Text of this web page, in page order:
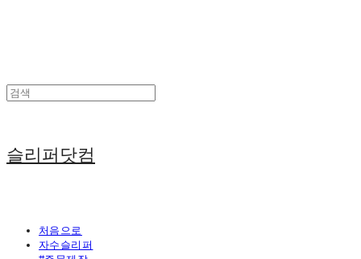
슬리퍼닷컴
처음으로
자수슬리퍼